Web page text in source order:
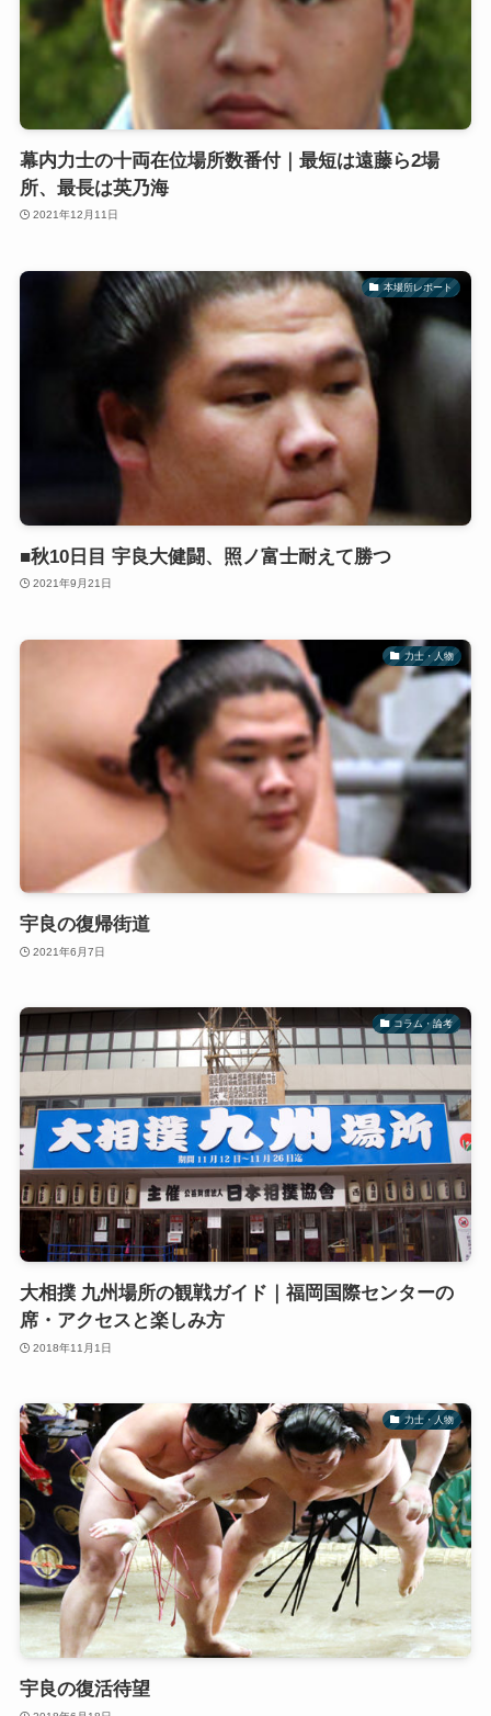
幕内力士の十両在位場所数番付｜最短は遠藤ら2場
所、最長は英乃海
2021年12月11日
本場所レポート
■秋10日目 宇良大健闘、照ノ富士耐えて勝つ
2021年9月21日
力士・人物
宇良の復帰街道
2021年6月7日
コラム・論考
大相撲 九州場所の観戦ガイド｜福岡国際センターの
席・アクセスと楽しみ方
2018年11月1日
力士・人物
宇良の復活待望